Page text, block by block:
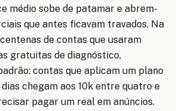
médio sobe de patamar e abrem-
que antes ficavam travados. Na
de contas que usaram
gratuitas de diagnóstico,
contas que aplicam um plano
chegam aos 10k entre quatro e
pagar um real em anúncios.